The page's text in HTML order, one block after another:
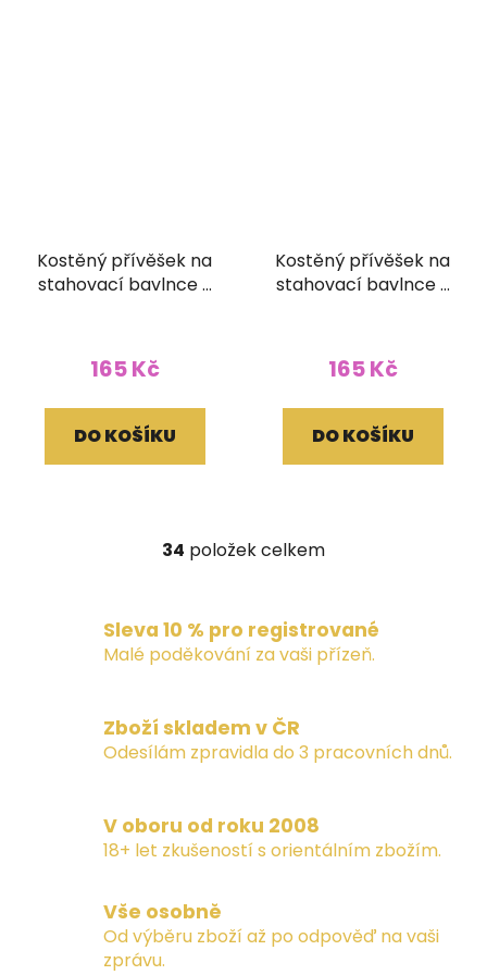
Kostěný přívěšek na
stahovací bavlnce s
165 Kč
DO KOŠÍKU
Kostěný přívěšek na
stahovací bavlnce s
165 Kč
DO KOŠÍKU
O
á
d
í
p
k
y
i
34 položek celkem
Sleva 10 % pro registrované
Malé poděkování za vaši přízeň.
Zboží skladem v ČR
Odesílám zpravidla do 3 pracovních dnů.
V oboru od roku 2008
18+ let zkušeností s orientálním zbožím.
Vše osobně
Od výběru zboží až po odpověď na vaši
zprávu.